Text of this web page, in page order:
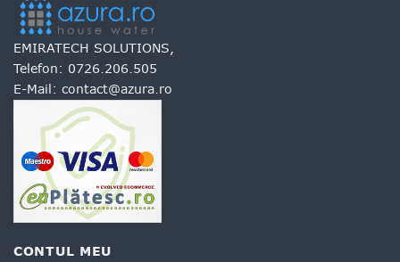
EMIRATECH SOLUTIONS,
Telefon: 0726.206.505
E-Mail: contact@azura.ro
CONTUL MEU